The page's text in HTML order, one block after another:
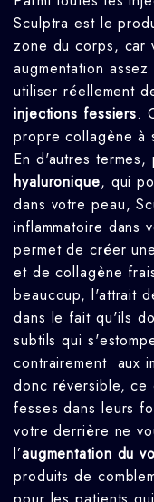
Sculptra est le
zone du corps, car
augmentation
utiliser réellement
injections fessiers.
propre collagène à
En d'autres
hyaluronique, qui
dans votre peau,
inflammatoire dans
permet de créer
et de collagène
beaucoup, l'attrait
dans le fait qu'ils
subtils qui
contrairement aux
donc réversible, ce
fesses dans leurs
votre derrière ne
l’augmentation du
produits de